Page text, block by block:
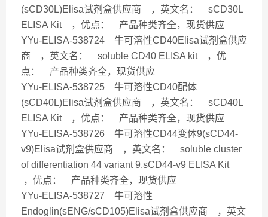
(sCD30L)Elisa试剂盒供应商 ，英文名： sCD30L
ELISA Kit ，优点： 产品种类齐全，现货供应
YYu-ELISA-538724 牛可溶性CD40Elisa试剂盒供应
商 ，英文名： soluble CD40 ELISA kit ，优
点： 产品种类齐全，现货供应
YYu-ELISA-538725 牛可溶性CD40配体
(sCD40L)Elisa试剂盒供应商 ，英文名： sCD40L
ELISA Kit ，优点： 产品种类齐全，现货供应
YYu-ELISA-538726 牛可溶性CD44变体9(sCD44-
v9)Elisa试剂盒供应商 ，英文名： soluble cluster
of differentiation 44 variant 9,sCD44-v9 ELISA Kit
，优点： 产品种类齐全，现货供应
YYu-ELISA-538727 牛可溶性
Endoglin(sENG/sCD105)Elisa试剂盒供应商 ，英文